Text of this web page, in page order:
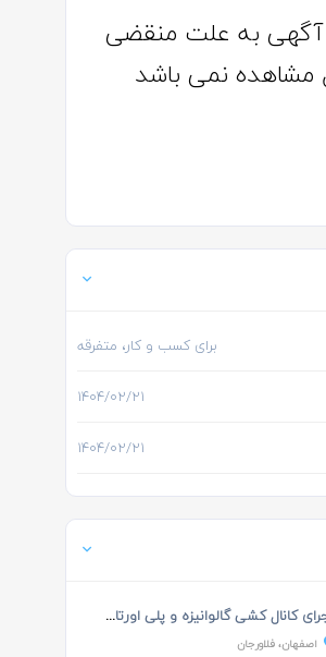
آگهی به علت منقضی
مشاهده نمی باشد
برای کسب و کار، متفرقه
۱۴۰۴/۰۲/۲۱
۱۴۰۴/۰۲/۲۱
اجرای کانال کشی گالوانیزه و پلی اورتان و لوله ...
اصفهان، فلاورجان